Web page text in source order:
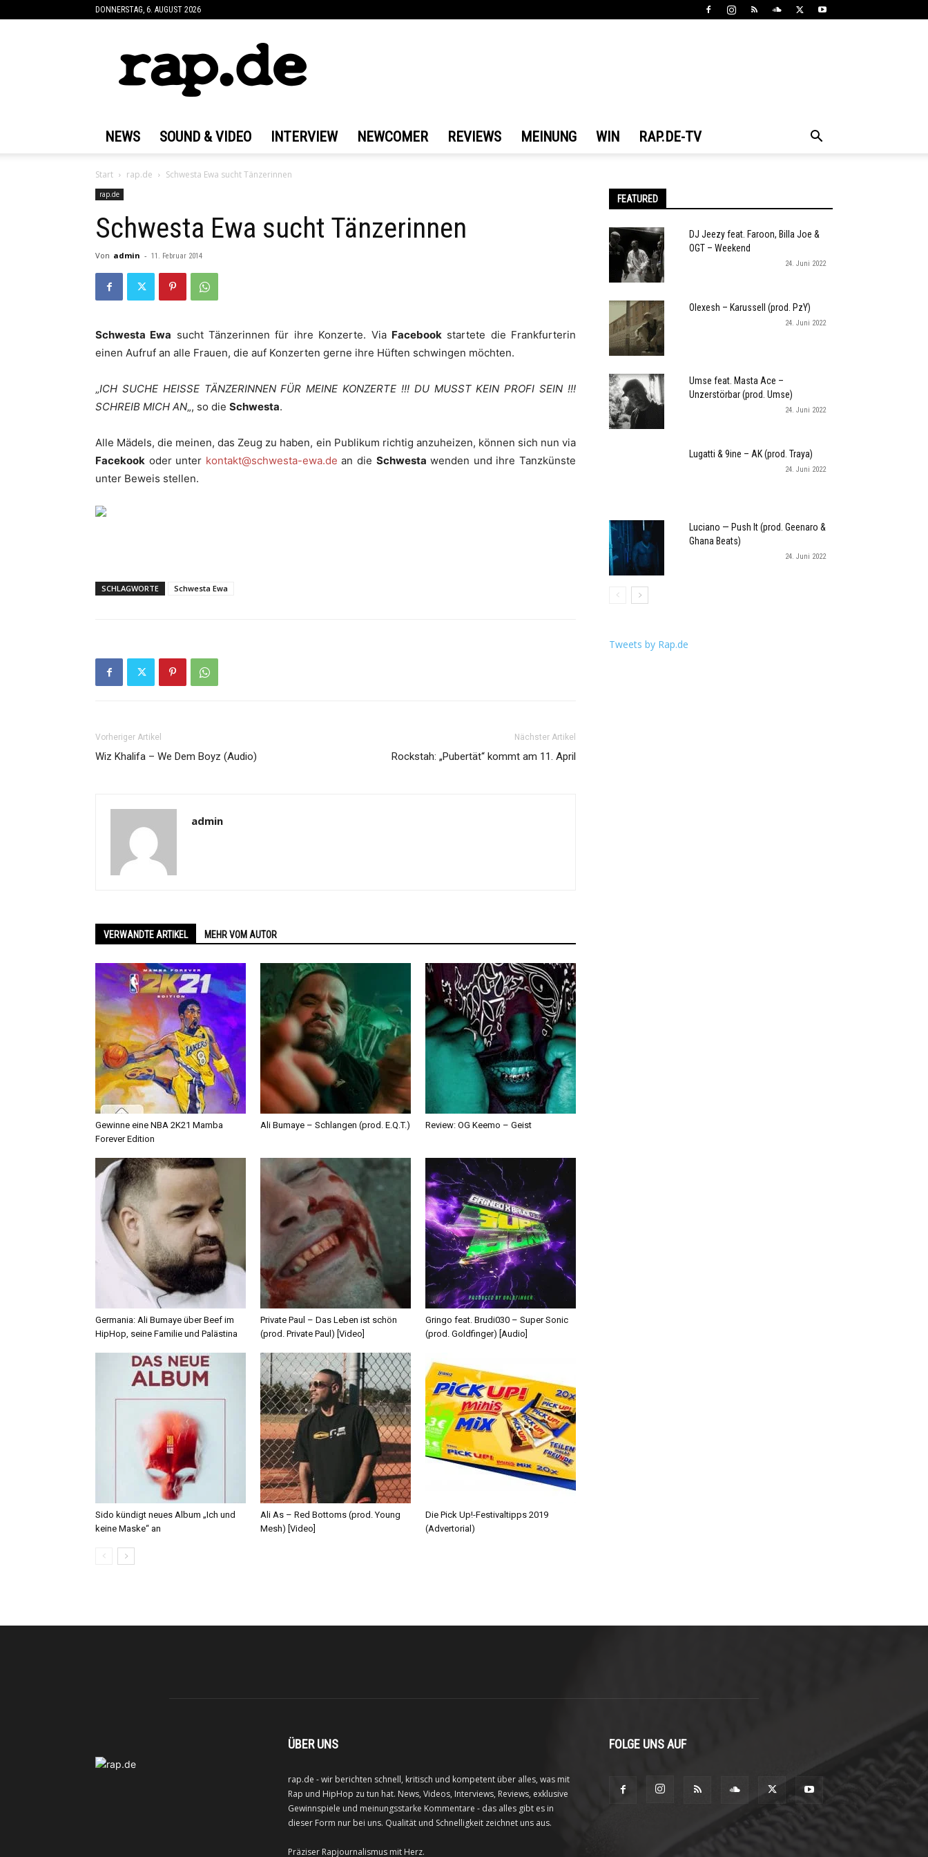
DONNERSTAG, 6. AUGUST 2026
NEWS SOUND & VIDEO INTERVIEW NEWCOMER REVIEWS MEINUNG WIN RAP.DE-TV
Start rap.de Schwesta Ewa sucht Tänzerinnen
rap.de
Schwesta Ewa sucht Tänzerinnen
Von admin - 11. Februar 2014
Schwesta Ewa sucht Tänzerinnen für ihre Konzerte. Via Facebookstartete die Frankfurterin
einen Aufruf an alle Frauen, die auf Konzerten gerne ihre Hüften schwingen möchten.
„ICH SUCHE HEISSE TÄNZERINNEN FÜR MEINE KONZERTE !!! DU MUSST KEIN PROFI SEIN !!!
SCHREIB MICH AN„, so die Schwesta.
Alle Mädels, die meinen, das Zeug zu haben, ein Publikum richtig anzuheizen, können sich nun via
Facekook oder unter kontakt@schwesta-ewa.de an die Schwesta wenden und ihre Tanzkünste
unter Beweis stellen.
SCHLAGWORTE Schwesta Ewa
Vorheriger Artikel
Wiz Khalifa – We Dem Boyz (Audio)
Nächster Artikel
Rockstah: „Pubertät“ kommt am 11. April
admin
VERWANDTE ARTIKEL MEHR VOM AUTOR
Gewinne eine NBA 2K21 Mamba
Forever Edition
Ali Bumaye – Schlangen (prod. E.Q.T.) Review: OG Keemo – Geist
Germania: Ali Bumaye über Beef im
HipHop, seine Familie und Palästina
Private Paul – Das Leben ist schön
(prod. Private Paul) [Video]
Gringo feat. Brudi030 – Super Sonic
(prod. Goldfinger) [Audio]
Sido kündigt neues Album „Ich und
keine Maske“ an
Ali As – Red Bottoms (prod. Young
Mesh) [Video]
Die Pick Up!-Festivaltipps 2019
(Advertorial)
FEATURED
DJ Jeezy feat. Faroon, Billa Joe &
OGT – Weekend
24. Juni 2022
Olexesh – Karussell (prod. PzY)
24. Juni 2022
Umse feat. Masta Ace –
Unzerstörbar (prod. Umse)
24. Juni 2022
Lugatti & 9ine – AK (prod. Traya)
24. Juni 2022
Luciano — Push It (prod. Geenaro &
Ghana Beats)
24. Juni 2022
Tweets by Rap.de
ÜBER UNS
rap.de - wir berichten schnell, kritisch und kompetent über alles, was mit
Rap und HipHop zu tun hat. News, Videos, Interviews, Reviews, exklusive
Gewinnspiele und meinungsstarke Kommentare - das alles gibt es in
dieser Form nur bei uns. Qualität und Schnelligkeit zeichnet uns aus.
Präziser Rapjournalismus mit Herz.
FOLGE UNS AUF